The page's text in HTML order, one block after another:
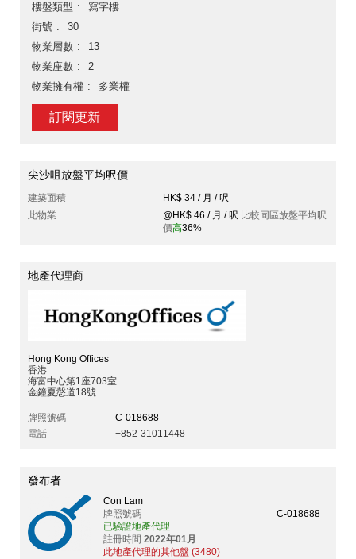
樓盤類型
寫字樓
街號
30
物業層數
13
物業座數
2
物業擁有權
多業權
訂閱更新
尖沙咀放盤平均呎價
建築面積
HK$ 34 / 月 / 呎
此物業
@HK$ 46 / 月 / 呎 比較同區放盤平均呎
價高36%
地產代理商
Hong Kong Offices
香港
海富中心第1座703室
金鐘夏慤道18號
牌照號碼
C-018688
電話
+852-31011448
發布者
Con Lam
牌照號碼
C-018688
已驗證地產代理
註冊時間 2022年01月
此地產代理的其他盤 (3480)